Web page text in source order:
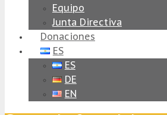
Equipo
Junta Directiva
Donaciones
ES
ES
DE
EN